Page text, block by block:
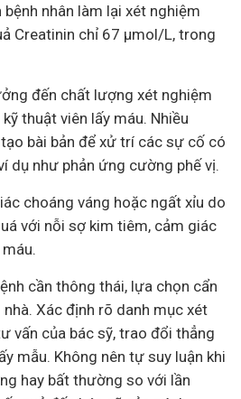
nhân làm lại xét nghiệm
Creatinin chỉ 67 µmol/L, trong
đến chất lượng xét nghiệm
thuật viên lấy máu. Nhiều
bài bản để xử trí các sự cố có
dụ như phản ứng cường phế vị.
choáng váng hoặc ngất xỉu do
với nỗi sợ kim tiêm, cảm giác
cần thông thái, lựa chọn cẩn
Xác định rõ danh mục xét
vấn của bác sỹ, trao đổi thẳng
mẫu. Không nên tự suy luận khi
hay bất thường so với lần